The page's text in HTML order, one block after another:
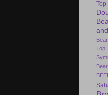
Top
Top